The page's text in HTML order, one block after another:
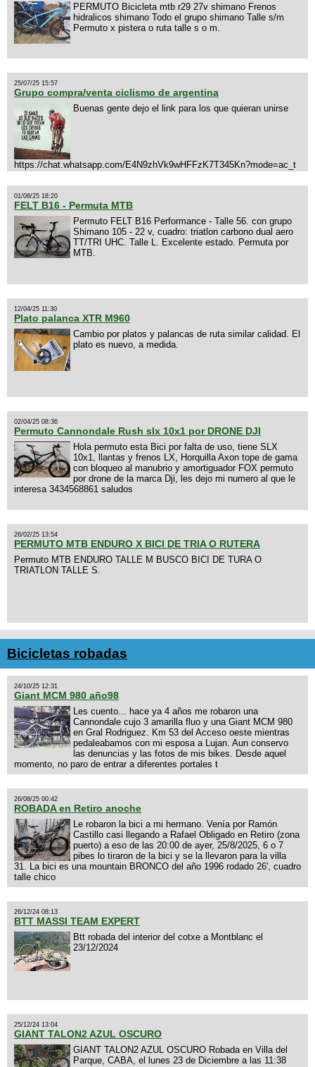
PERMUTO Bicicleta mtb r29 27v shimano Frenos
hidralicos shimano Todo el grupo shimano Talle s/m
Permuto x pistera o ruta talle s o m.
25/07/25 15:57
Grupo compra/venta ciclismo de argentina
Buenas gente dejo el link para los que quieran unirse
https://chat.whatsapp.com/E4N9zhVk9wHFFzK7T345Kn?mode=ac_t
01/06/25 18:20
FELT B16 - Permuta MTB
Permuto FELT B16 Performance - Talle 56. con grupo
Shimano 105 - 22 v, cuadro: triatlon carbono dual aero
TT/TRI UHC. Talle L. Excelente estado. Permuta por
MTB.
12/04/25 11:30
Plato palanca XTR M960
Cambio por platos y palancas de ruta similar calidad. El
plato es nuevo, a medida.
02/04/25 08:36
Permuto Cannondale Rush slx 10x1 por DRONE DJI
Hola permuto esta Bici por falta de uso, tiene SLX
10x1, llantas y frenos LX, Horquilla Axon tope de gama
con bloqueo al manubrio y amortiguador FOX permuto
por drone de la marca Dji, les dejo mi numero al que le
interesa 3434568861 saludos
26/02/25 13:54
PERMUTO MTB ENDURO X BICI DE TRIA O RUTERA
Permuto MTB ENDURO TALLE M BUSCO BICI DE TURA O
TRIATLON TALLE S.
Bicicletas robadas
24/10/25 12:31
Giant MCM 980 año98
Les cuento... hace ya 4 años me robaron una
Cannondale cujo 3 amarilla fluo y una Giant MCM 980
en Gral Rodriguez. Km 53 del Acceso oeste mientras
pedaleabamos con mi esposa a Lujan. Aun conservo
las denuncias y las fotos de mis bikes. Desde aquel
momento, no paro de entrar a diferentes portales t
26/08/25 00:42
ROBADA en Retiro anoche
Le robaron la bici a mi hermano. Venía por Ramón
Castillo casi llegando a Rafael Obligado en Retiro (zona
puerto) a eso de las 20:00 de ayer, 25/8/2025, 6 o 7
pibes lo tiraron de la bici y se la llevaron para la villa
31. La bici es una mountain BRONCO del año 1996 rodado 26', cuadro
talle chico
26/12/24 08:13
BTT MASSI TEAM EXPERT
Btt robada del interior del cotxe a Montblanc el
23/12/2024
25/12/24 13:04
GIANT TALON2 AZUL OSCURO
GIANT TALON2 AZUL OSCURO Robada en Villa del
Parque, CABA, el lunes 23 de Diciembre a las 11:38